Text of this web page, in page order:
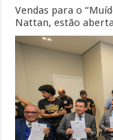
Vendas para o
Nattan, estão